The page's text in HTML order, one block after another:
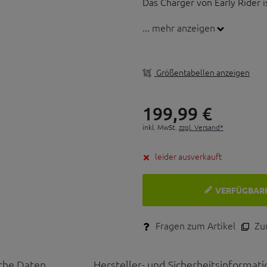
Gewicht: 3,45 kg
Rahmenüberstand: 29,5 cm
... mehr anzeigen
Größentabellen anzeigen
199,99 €
inkl. MwSt. zzgl. Versand*
leider ausverkauft
Fragen zum Artikel
Daten Hersteller- und